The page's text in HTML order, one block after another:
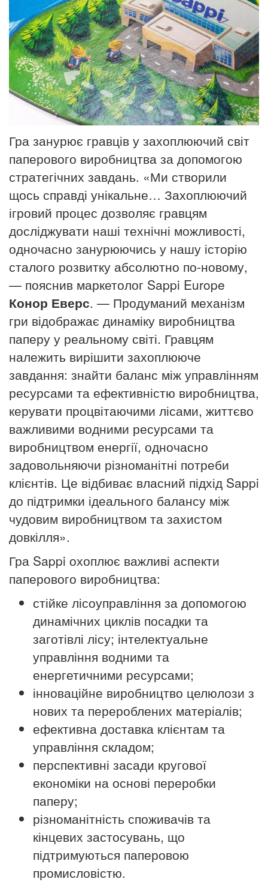
Гра занурює гравців у захоплюючий світ
паперового виробництва за допомогою
стратегічних завдань. «Ми створили
щось справді унікальне… Захоплюючий
ігровий процес дозволяє гравцям
досліджувати наші технічні можливості,
одночасно занурюючись у нашу історію
сталого розвитку абсолютно по-новому,
— пояснив маркетолог Sappi Europe
Конор Еверс. — Продуманий механізм
гри відображає динаміку виробництва
паперу у реальному світі. Гравцям
належить вирішити захоплююче
завдання: знайти баланс між управлінням
ресурсами та ефективністю виробництва,
керувати процвітаючими лісами, життєво
важливими водними ресурсами та
виробництвом енергії, одночасно
задовольняючи різноманітні потреби
клієнтів. Це відбиває власний підхід Sappi
до підтримки ідеального балансу між
чудовим виробництвом та захистом
довкілля».
Гра Sappi охоплює важливі аспекти
паперового виробництва:
стійке лісоуправління за допомогою
динамічних циклів посадки та
заготівлі лісу; інтелектуальне
управління водними та
енергетичними ресурсами;
інноваційне виробництво целюлози з
нових та перероблених матеріалів;
ефективна доставка клієнтам та
управління складом;
перспективні засади кругової
економіки на основі переробки
паперу;
різноманітність споживачів та
кінцевих застосувань, що
підтримуються паперовою
промисловістю.